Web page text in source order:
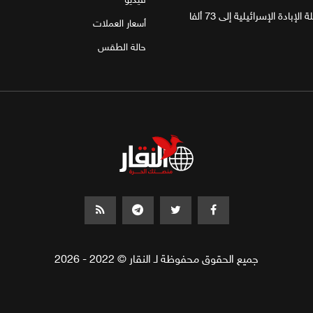
غزة.. مقتل 4 فلسطينيين يرفع حصيلة الإبادة الإسرائيلية إلى 73 ألفا
أسعار العملات
حالة الطقس
جميع الحقوق محفوظة لـ النقار © 2022 - 2026